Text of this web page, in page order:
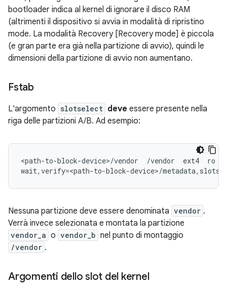
bootloader indica al kernel di ignorare il disco RAM
(altrimenti il dispositivo si avvia in modalità di ripristino
mode. La modalità Recovery [Recovery mode] è piccola
(e gran parte era già nella partizione di avvio), quindi le
dimensioni della partizione di avvio non aumentano.
Fstab
L'argomento slotselect deve essere presente nella
riga delle partizioni A/B. Ad esempio:
<path-to-block-device>/vendor  /vendor  ext4  ro
Nessuna partizione deve essere denominata vendor .
Verrà invece selezionata e montata la partizione
vendor_a o vendor_b nel punto di montaggio
/vendor .
Argomenti dello slot del kernel